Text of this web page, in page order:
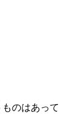
のはあって